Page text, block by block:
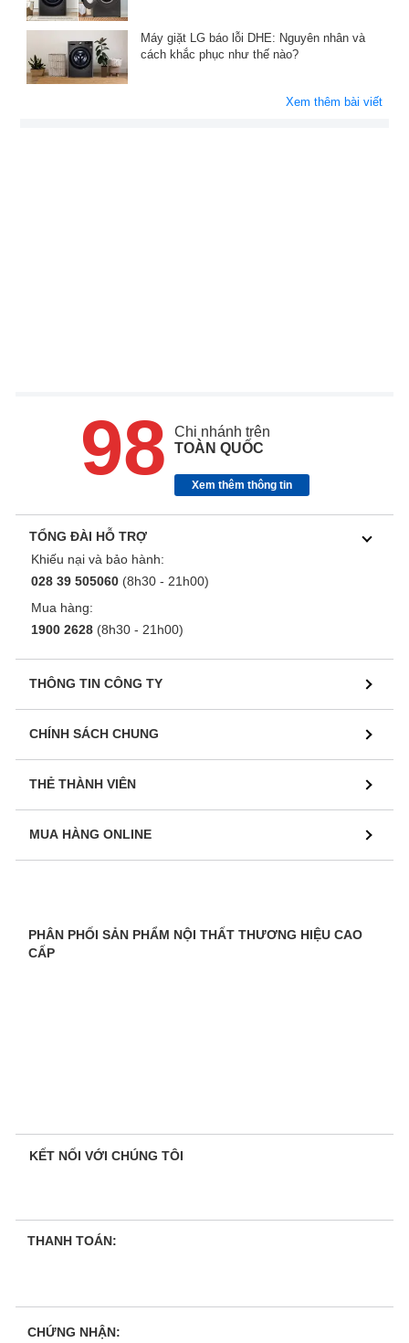
Máy giặt LG báo lỗi DHE: Nguyên nhân và
cách khắc phục như thế nào?
Xem thêm bài viết
98
Chi nhánh trên
TOÀN QUỐC
Xem thêm thông tin
TỔNG ĐÀI HỖ TRỢ
Khiếu nại và bảo hành:
028 39 505060 (8h30 - 21h00)
Mua hàng:
1900 2628 (8h30 - 21h00)
THÔNG TIN CÔNG TY
CHÍNH SÁCH CHUNG
THẺ THÀNH VIÊN
MUA HÀNG ONLINE
PHÂN PHỐI SẢN PHẨM NỘI THẤT THƯƠNG HIỆU CAO
CẤP
KẾT NỐI VỚI CHÚNG TÔI
THANH TOÁN:
CHỨNG NHẬN: